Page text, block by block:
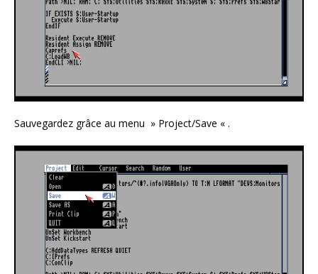
Sauvegardez grâce au menu » Project/Save « .